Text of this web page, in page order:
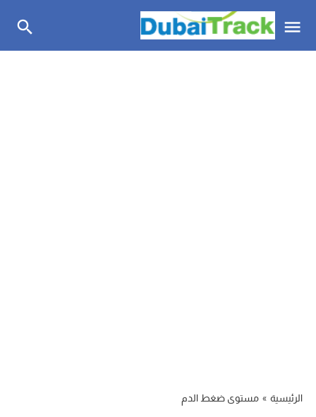
الرئيسية » مستوى ضغط الدم